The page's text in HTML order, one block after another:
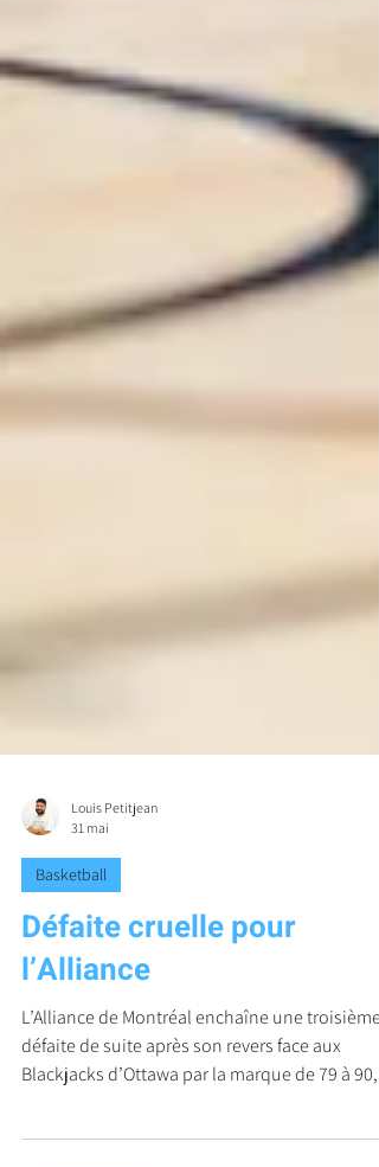
Louis Petitjean
31 mai
Basketball
Défaite cruelle pour
l’Alliance
L’Alliance de Montréal enchaîne une troisième
Blackjacks d’Ottawa par la marque de 79 à 90,